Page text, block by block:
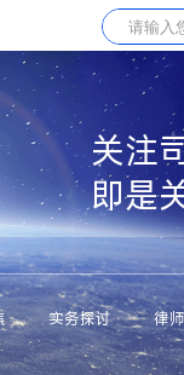
关注
即是
实务探讨 律